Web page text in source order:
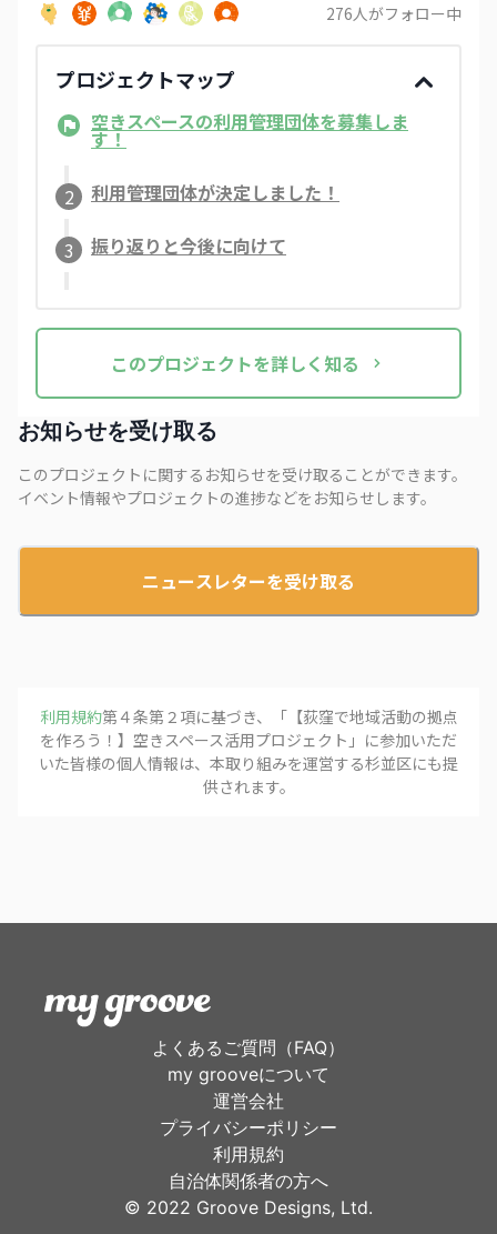
276人がフォロー中
プロジェクトマップ
空きスペースの利用管理団体を募集しま
す！
2 利用管理団体が決定しました！
3 振り返りと今後に向けて
このプロジェクトを詳しく知る
お知らせを受け取る
このプロジェクトに関するお知らせを受け取ることができます。
イベント情報やプロジェクトの進捗などをお知らせします。
ニュースレターを受け取る
利用規約第４条第２項に基づき、「【荻窪で地域活動の拠点
を作ろう！】空きスペース活用プロジェクト 」に参加いただ
いた皆様の個人情報は、本取り組みを運営する杉並区にも提
供されます。
よくあるご質問（FAQ）
my grooveについて
運営会社
プライバシーポリシー
利用規約
自治体関係者の方へ
©︎ 2022 Groove Designs, Ltd.